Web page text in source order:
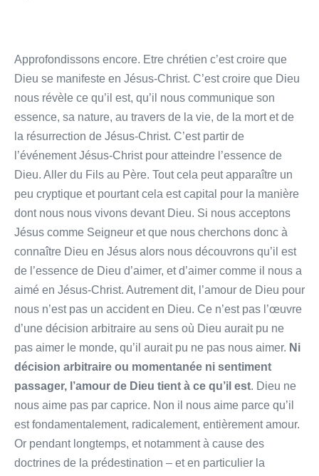
Approfondissons encore. Etre chrétien c’est croire que
Dieu se manifeste en Jésus-Christ. C’est croire que Dieu
nous révèle ce qu’il est, qu’il nous communique son
essence, sa nature, au travers de la vie, de la mort et de
la résurrection de Jésus-Christ. C’est partir de
l’événement Jésus-Christ pour atteindre l’essence de
Dieu. Aller du Fils au Père. Tout cela peut apparaître un
peu cryptique et pourtant cela est capital pour la manière
dont nous nous vivons devant Dieu. Si nous acceptons
Jésus comme Seigneur et que nous cherchons donc à
connaître Dieu en Jésus alors nous découvrons qu’il est
de l’essence de Dieu d’aimer, et d’aimer comme il nous a
aimé en Jésus-Christ. Autrement dit, l’amour de Dieu pour
nous n’est pas un accident en Dieu. Ce n’est pas l’œuvre
d’une décision arbitraire au sens où Dieu aurait pu ne
pas aimer le monde, qu’il aurait pu ne pas nous aimer. Ni
décision arbitraire ou momentanée ni sentiment
passager, l’amour de Dieu tient à ce qu’il est. Dieu ne
nous aime pas par caprice. Non il nous aime parce qu’il
est fondamentalement, radicalement, entièrement amour.
Or pendant longtemps, et notamment à cause des
doctrines de la prédestination – et en particulier la